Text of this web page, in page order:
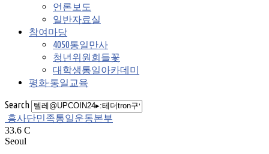
언론보도
일반자료실
참여마당
4050통일만사
청년위원회들꽃
대학생통일아카데미
평화·통일교육
Search
흥사단민족통일운동본부
33.6 C
Seoul